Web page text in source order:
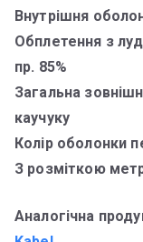
Внутрішня
Обплетення з
пр. 85%
Загальна
каучуку
Колір оболонки
З розміткою
Аналогічна